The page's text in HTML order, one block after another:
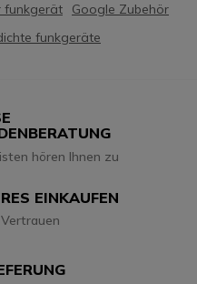
funkgerät
Google Zubehör
funkgeräte
hören Ihnen zu
EINKAUFEN